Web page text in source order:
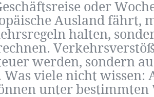
oder
Ausland fährt,
halten,
werden, sondern
viele nicht wissen:
unter bestimmten